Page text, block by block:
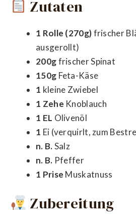
Zutaten
1 Rolle (270g)frischer
ausgerollt)
200gfrischer Spinat
150g Feta-Käse
1 kleine Zwiebel
1 Zehe Knoblauch
1 EL Olivenöl
1 Ei (verquirlt, zum
n. B.Salz
n. B. Pfeffer
1 Prise Muskatnuss
Zubereitung